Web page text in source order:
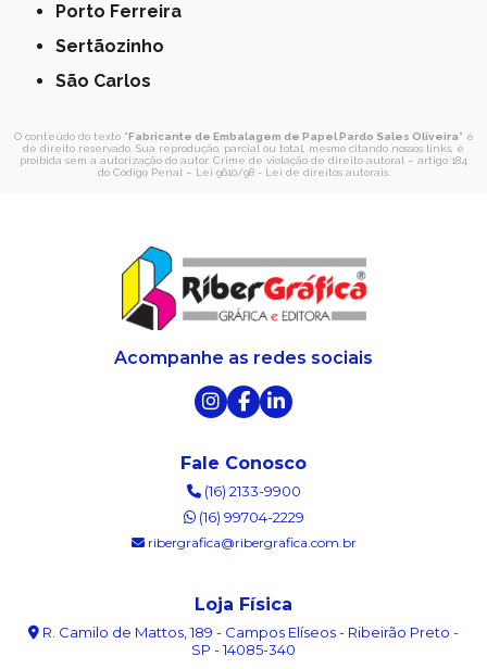
Porto Ferreira
Sertãozinho
São Carlos
O conteúdo do texto "Fabricante de Embalagem de Papel Pardo Sales Oliveira" é
de direito reservado. Sua reprodução, parcial ou total, mesmo citando nossos links, é
proibida sem a autorização do autor. Crime de violação de direito autoral – artigo 184
do Código Penal – Lei 9610/98 - Lei de direitos autorais.
Acompanhe as redes sociais
Fale Conosco
(16) 2133-9900
(16) 99704-2229
ribergrafica@ribergrafica.com.br
Loja Física
R. Camilo de Mattos, 189 - Campos Elíseos - Ribeirão Preto -
SP - 14085-340